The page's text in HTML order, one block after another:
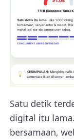
Satu detik
digital itu
bersamaan,